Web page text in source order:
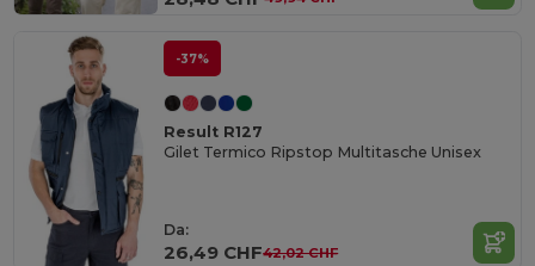
-37%
Result R127
Gilet Termico Ripstop Multitasche Unisex
Da:
26,49 CHF42,02 CHF